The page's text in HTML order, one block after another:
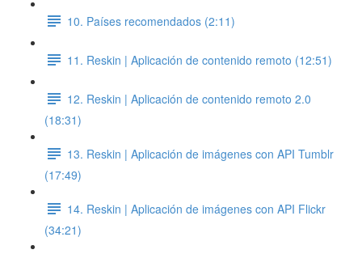
10. Países recomendados (2:11)
11. Reskin | Aplicación de contenido remoto (12:51)
12. Reskin | Aplicación de contenido remoto 2.0
(18:31)
13. Reskin | Aplicación de imágenes con API Tumblr
(17:49)
14. Reskin | Aplicación de imágenes con API Flickr
(34:21)